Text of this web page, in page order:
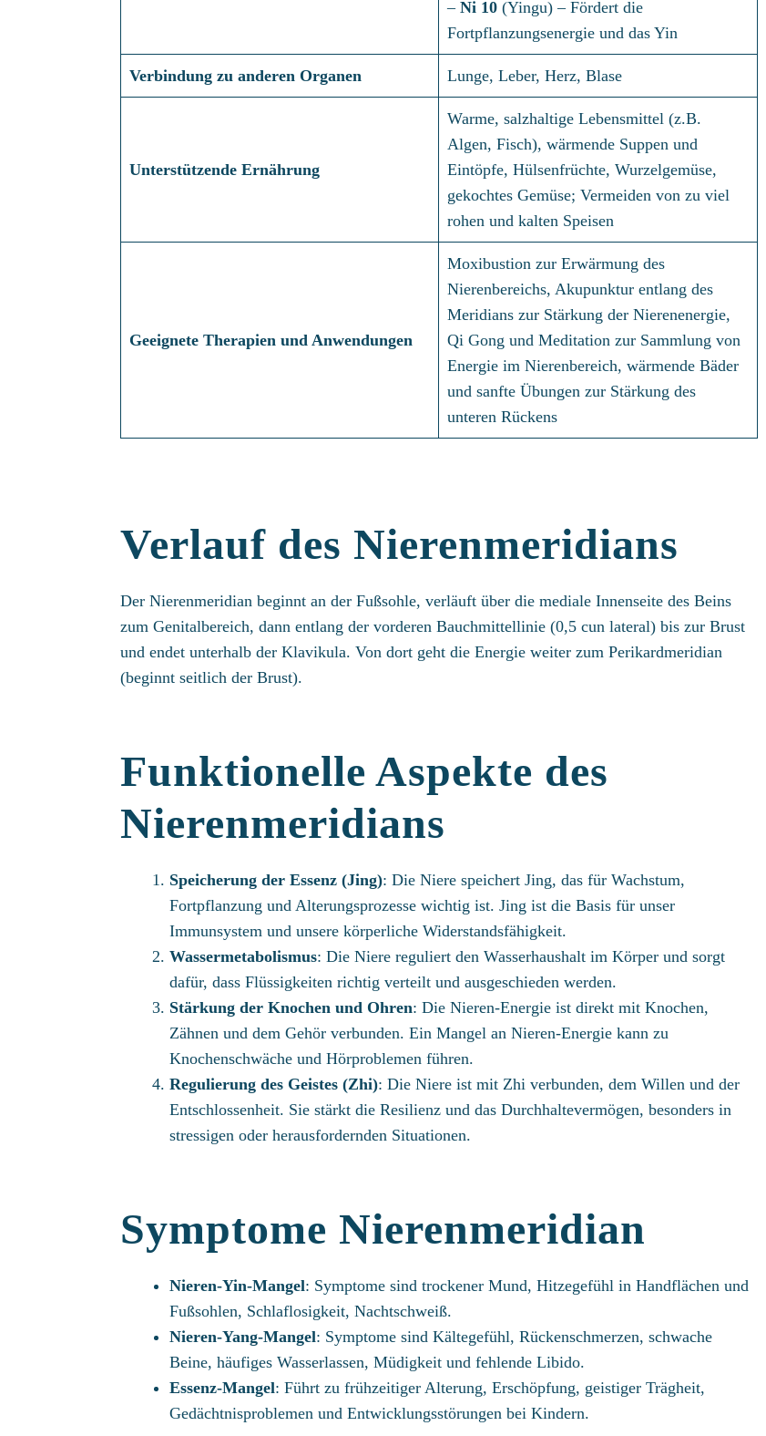
– Ni 10 (Yingu) – Fördert die
Fortpflanzungsenergie und das Yin
Verbindung zu anderen Organen Lunge, Leber, Herz, Blase
Unterstützende Ernährung
Warme, salzhaltige Lebensmittel (z.B.
Algen, Fisch), wärmende Suppen und
Eintöpfe, Hülsenfrüchte, Wurzelgemüse,
gekochtes Gemüse; Vermeiden von zu viel
rohen und kalten Speisen
Geeignete Therapien und Anwendungen
Moxibustion zur Erwärmung des
Nierenbereichs, Akupunktur entlang des
Meridians zur Stärkung der Nierenenergie,
Qi Gong und Meditation zur Sammlung von
Energie im Nierenbereich, wärmende Bäder
und sanfte Übungen zur Stärkung des
unteren Rückens
Verlauf des Nierenmeridians
Der Nierenmeridian beginnt an der Fußsohle, verläuft über die mediale Innenseite des Beins
zum Genitalbereich, dann entlang der vorderen Bauchmittellinie (0,5 cun lateral) bis zur Brust
und endet unterhalb der Klavikula. Von dort geht die Energie weiter zum Perikardmeridian
(beginnt seitlich der Brust).
Funktionelle Aspekte des
Nierenmeridians
Speicherung der Essenz (Jing): Die Niere speichert Jing, das für Wachstum,
Fortpflanzung und Alterungsprozesse wichtig ist. Jing ist die Basis für unser
Immunsystem und unsere körperliche Widerstandsfähigkeit.
Wassermetabolismus: Die Niere reguliert den Wasserhaushalt im Körper und sorgt
dafür, dass Flüssigkeiten richtig verteilt und ausgeschieden werden.
Stärkung der Knochen und Ohren: Die Nieren-Energie ist direkt mit Knochen,
Zähnen und dem Gehör verbunden. Ein Mangel an Nieren-Energie kann zu
Knochenschwäche und Hörproblemen führen.
Regulierung des Geistes (Zhi): Die Niere ist mit Zhi verbunden, dem Willen und der
Entschlossenheit. Sie stärkt die Resilienz und das Durchhaltevermögen, besonders in
stressigen oder herausfordernden Situationen.
Symptome Nierenmeridian
Nieren-Yin-Mangel: Symptome sind trockener Mund, Hitzegefühl in Handflächen und
Fußsohlen, Schlaflosigkeit, Nachtschweiß.
Nieren-Yang-Mangel: Symptome sind Kältegefühl, Rückenschmerzen, schwache
Beine, häufiges Wasserlassen, Müdigkeit und fehlende Libido.
Essenz-Mangel: Führt zu frühzeitiger Alterung, Erschöpfung, geistiger Trägheit,
Gedächtnisproblemen und Entwicklungsstörungen bei Kindern.